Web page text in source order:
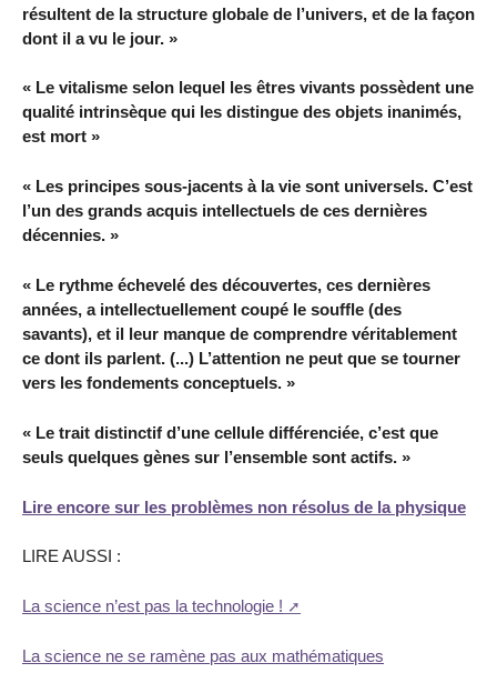
résultent de la structure globale de l’univers, et de la façon
dont il a vu le jour. »
« Le vitalisme selon lequel les êtres vivants possèdent une
qualité intrinsèque qui les distingue des objets inanimés,
est mort »
« Les principes sous-jacents à la vie sont universels. C’est
l’un des grands acquis intellectuels de ces dernières
décennies. »
« Le rythme échevelé des découvertes, ces dernières
années, a intellectuellement coupé le souffle (des
savants), et il leur manque de comprendre véritablement
ce dont ils parlent. (...) L’attention ne peut que se tourner
vers les fondements conceptuels. »
« Le trait distinctif d’une cellule différenciée, c’est que
seuls quelques gènes sur l’ensemble sont actifs. »
Lire encore sur les problèmes non résolus de la physique
LIRE AUSSI :
La science n’est pas la technologie !
La science ne se ramène pas aux mathématiques